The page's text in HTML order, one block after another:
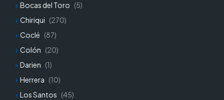
Bocas del Toro (5)
Chiriqui (270)
Coclé (87)
Colón (20)
Darien (1)
Herrera (10)
Los Santos (45)